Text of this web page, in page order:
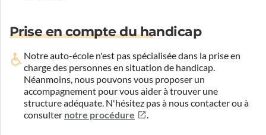
Prise en compte du handicap
Notre auto-école n'est pas spécialisée dans la prise en
charge des personnes en situation de handicap.
Néanmoins, nous pouvons vous proposer un
accompagnement pour vous aider à trouver une
structure adéquate. N'hésitez pas à nous contacter ou à
consulter notre procédure .